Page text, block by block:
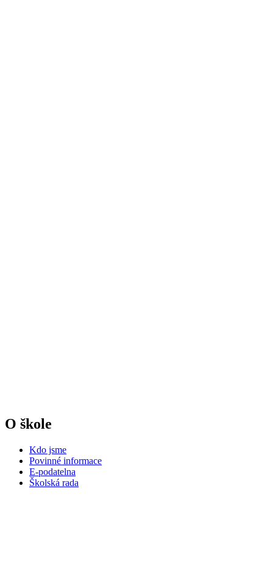
O škole
Kdo jsme
Povinné informace
E-podatelna
Školská rada